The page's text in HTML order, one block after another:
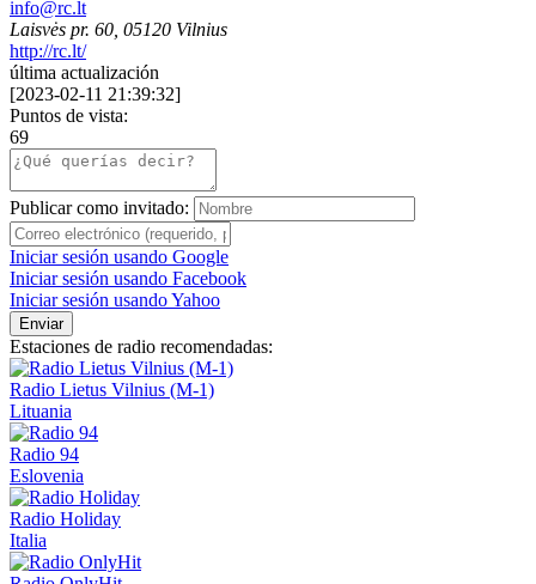
info@rc.lt
Laisvės pr. 60, 05120 Vilnius
http://rc.lt/
última actualización
[2023-02-11 21:39:32]
Puntos de vista:
69
Publicar como invitado:
Iniciar sesión usando Google
Iniciar sesión usando Facebook
Iniciar sesión usando Yahoo
Enviar
Estaciones de radio recomendadas:
Radio Lietus Vilnius (M-1)
Lituania
Radio 94
Eslovenia
Radio Holiday
Italia